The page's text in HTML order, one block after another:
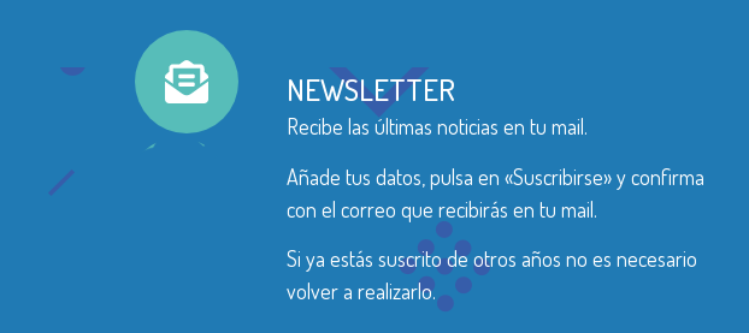
NEWSLETTER
Recibe las últimas noticias en tu mail.
Añade tus datos, pulsa en «Suscribirse» y confirma
con el correo que recibirás en tu mail.
Si ya estás suscrito de otros años no es necesario
volver a realizarlo.